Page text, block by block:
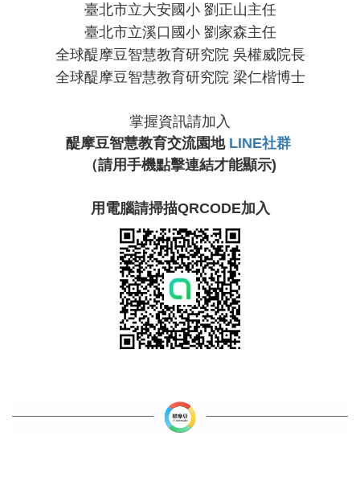
臺北市立大安國小 劉正山主任
臺北市立溪口國小 劉家森主任
全球醍摩豆智慧教育研究院 吳權威院長
全球醍摩豆智慧教育研究院 梁仁楷博士
掌握資訊請加入
醍摩豆智慧教育交流園地 LINE社群
（請用手機點擊連結才能顯示)
用電腦請掃描QRCODE加入